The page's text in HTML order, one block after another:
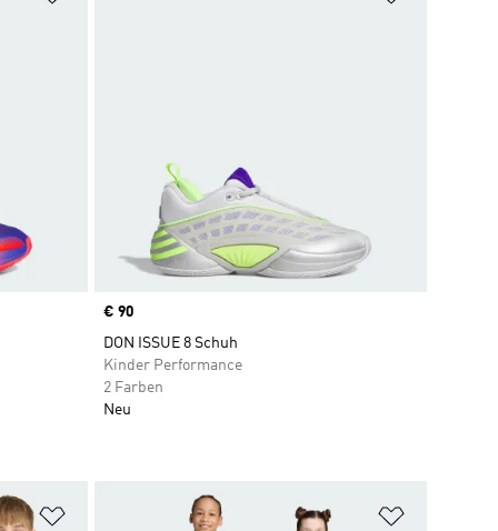
Price
€ 90
DON ISSUE 8 Schuh
Kinder Performance
2 Farben
Neu
Zur Wunschliste hinzufügen